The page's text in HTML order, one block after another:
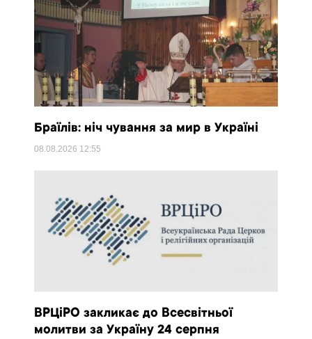
Браїлів: ніч чування за мир в Україні
08.08.2026 12:55
ВРЦіРО закликає до Всесвітньої
молитви за Україну 24 серпня